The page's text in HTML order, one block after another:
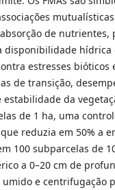
de nutrientes,
disponibilidade
estresses bióticos
de transição,
estabilidade da
de 1 ha, uma
reduzia em 50% a
100 subparcelas de
a 0–20 cm de
e centrifugação